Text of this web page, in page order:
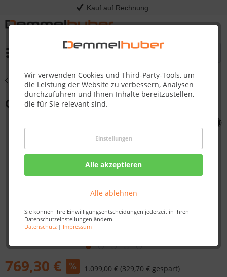
Kauf auf Rechnung
Wir verwenden Cookies und Third-Party-Tools, um
die Leistung der Website zu verbessern, Analysen
durchzuführen und Ihnen Inhalte bereitzustellen,
die für Sie relevant sind.
Einstellungen
Alle akzeptieren
Alle ablehnen
Sie können Ihre Einwilligungsentscheidungen jederzeit in Ihren
Datenschutzeinstellungen ändern.
Datenschutz| Impressum
Übersicht Rogue® XT Serie
Gasgrill ROGUE® XT 425 SIB, Edelstahl
769,30 € 1.099,00 €(329,70 € gespart)